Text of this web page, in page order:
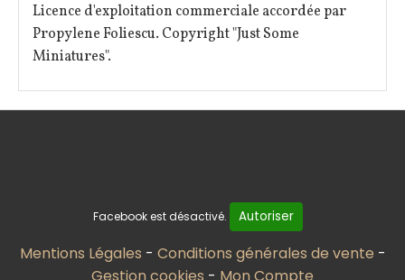
Licence d'exploitation commerciale accordée par
Propylene Foliescu. Copyright "Just Some
Miniatures".
Facebook est désactivé. Autoriser
Mentions Légales
Conditions générales de vente
Gestion cookies
Mon Compte